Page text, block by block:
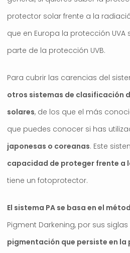
protector solar frente a la
que en Europa la protección UVA
parte de la protección UVB.
Para cubrir las carencias del
otros sistemas de clasificación
solares, de los que el más
que puedes conocer si has
japonesas o coreanas. Este
capacidad de proteger frente a
tiene un fotoprotector.
El sistema PA se basa en el
Pigment Darkening, por sus
pigmentación que persiste en la